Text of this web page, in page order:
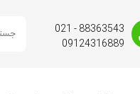
88363543 - 021
09124316889